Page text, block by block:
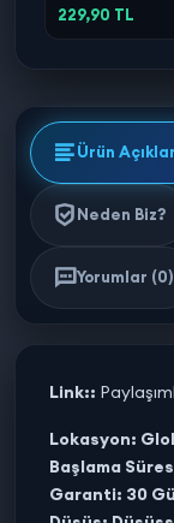
229,90 TL
Ürün
Neden Biz?
Yorumlar (0)
Link::
Lokasyon:
Başlama
Garanti: 30